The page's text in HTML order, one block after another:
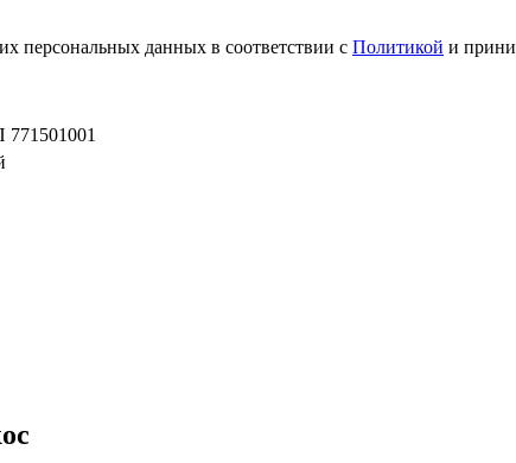
персональных данных в соответствии с Политикой и